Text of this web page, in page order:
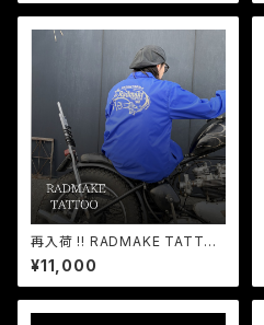
再入荷 ‼ RADMAKE TATTO
O コーチジャケット ユニコーン
バックプリント メンズ ナイロン
ジャケット
¥11,000